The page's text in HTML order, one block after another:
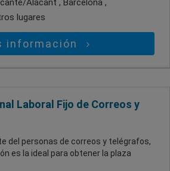
Alacant , Barcelona ,
lugares
información
Laboral Fijo de Correos y
del personas de correos y telégrafos,
es la ideal para obtener la plaza